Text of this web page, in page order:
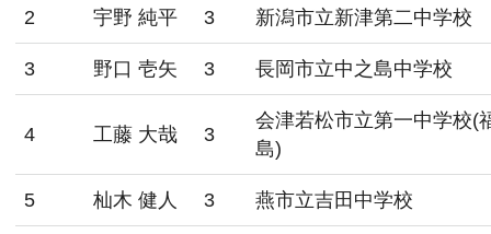
2 宇野 純平 3 新潟市立新津第二中学校
3 野口 壱矢 3 長岡市立中之島中学校
4 工藤 大哉 3
会津若松市立第一中学校(
島)
5 杣木 健人 3 燕市立吉田中学校